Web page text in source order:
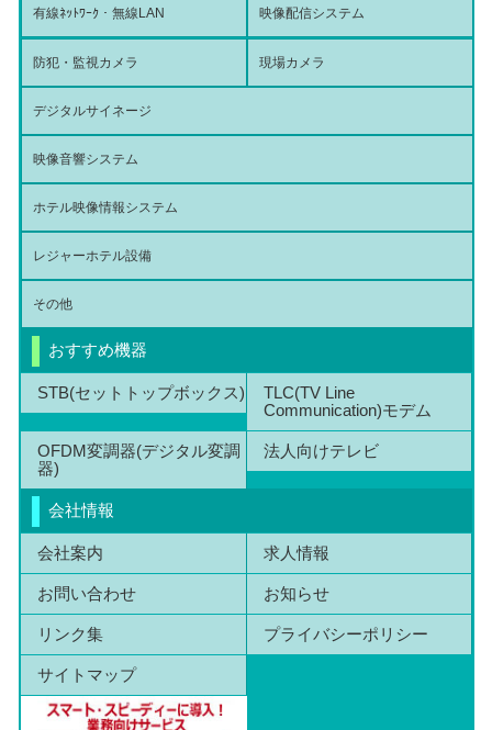
有線ﾈｯﾄﾜｰｸ・無線LAN 映像配信システム
防犯・監視カメラ 現場カメラ
デジタルサイネージ
映像音響システム
ホテル映像情報システム
レジャーホテル設備
その他
おすすめ機器
STB(セットトップボックス)
TLC(TV Line
Communication)モデム
OFDM変調器(デジタル変調
器)
法人向けテレビ
会社情報
会社案内 求人情報
お問い合わせ お知らせ
リンク集 プライバシーポリシー
サイトマップ